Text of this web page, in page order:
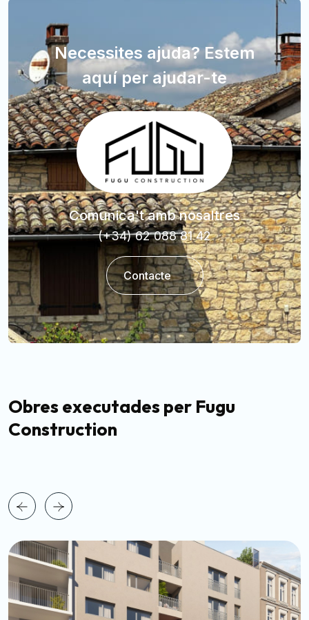
Necessites ajuda? Estem
aquí per ajudar-te
Comunica't amb nosaltres
(+34) 62 088 81 42
Contacte
Obres executades per Fugu
Construction